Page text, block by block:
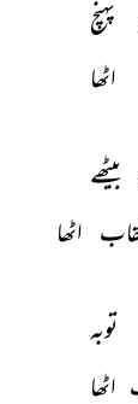
پہنچ
اٹھا
بیٹھے
اٹھا
توبہ
اٹھا